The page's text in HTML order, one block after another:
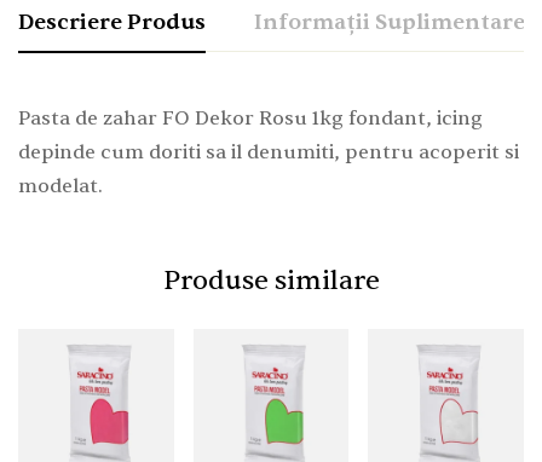
Descriere Produs Informații Suplimentare
Pasta de zahar FO Dekor Rosu 1kg fondant, icing
depinde cum doriti sa il denumiti, pentru acoperit si
modelat.
Produse similare